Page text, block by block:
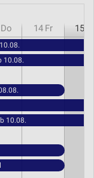
Do 14 Fr 15
10.08.
10.08.